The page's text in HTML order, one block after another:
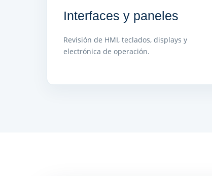
Interfaces y paneles
Revisión de HMI, teclados, displays y
electrónica de operación.